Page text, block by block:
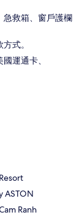
急救箱、窗戶護欄
式。
運通卡、
ASTON
Ranh